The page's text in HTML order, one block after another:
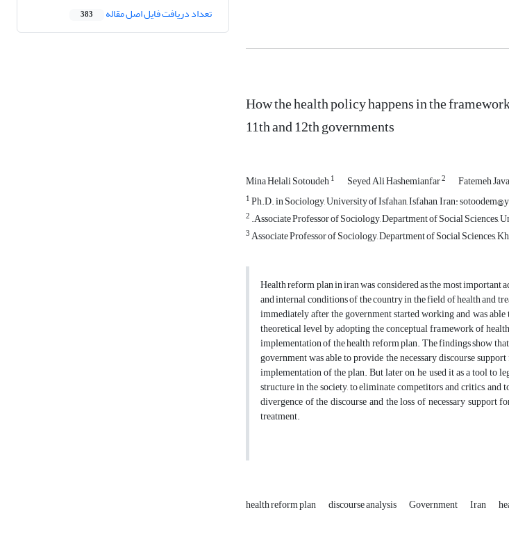
How the health policy happens in the
11th and 12th governments
Mina Helali Sotoudeh1 Seyed Ali Hashemianfar2 Fatemeh
1Ph.D. in Sociology, University of Isfahan, Isfahan, Iran:
2 .Associate Professor of Sociology, Department of Social Sciences,
3Associate Professor of Sociology, Department of Social Sciences,
Health reform plan in iran was considered as the most
and internal conditions of the country in the field of health and
immediately after the government started working and was
theoretical level by adopting the conceptual framework of
implementation of the health reform plan. The findings show
government was able to provide the necessary discourse
implementation of the plan. But later on, he used it as a tool
structure in the society, to eliminate competitors and critics,
divergence of the discourse and the loss of necessary
treatment.
health reform plan discourse analysis Government Iran
تعداد دریافت فایل اصل مقاله 383